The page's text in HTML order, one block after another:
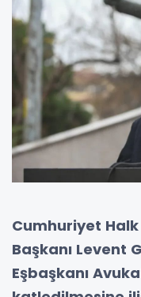
Cumhuriyet
Başkanı Levent
Eşbaşkanı